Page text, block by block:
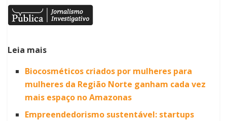
Leia mais
Biocosméticos criados por mulheres para
mulheres da Região Norte ganham cada vez
mais espaço no Amazonas
Empreendedorismo sustentável: startups